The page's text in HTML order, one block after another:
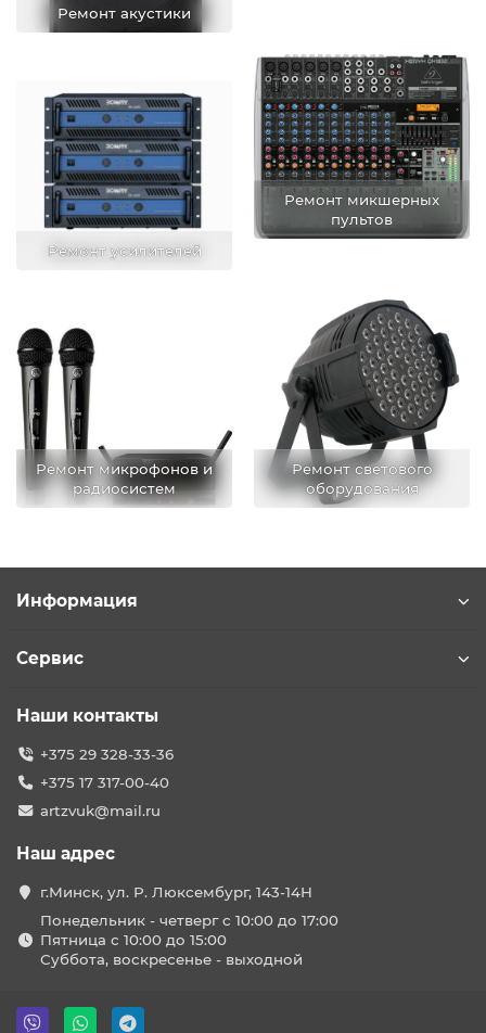
Ремонт акустики
Ремонт усилителей
Ремонт микшерных
пультов
Ремонт микрофонов и
радиосистем
Ремонт светового
оборудования
Информация
Сервис
Наши контакты
+375 29 328-33-36
+375 17 317-00-40
artzvuk@mail.ru
Наш адрес
г.Минск, ул. Р. Люксембург, 143-14Н
Понедельник - четверг с 10:00 до 17:00
Пятница с 10:00 до 15:00
Суббота, воскресенье - выходной